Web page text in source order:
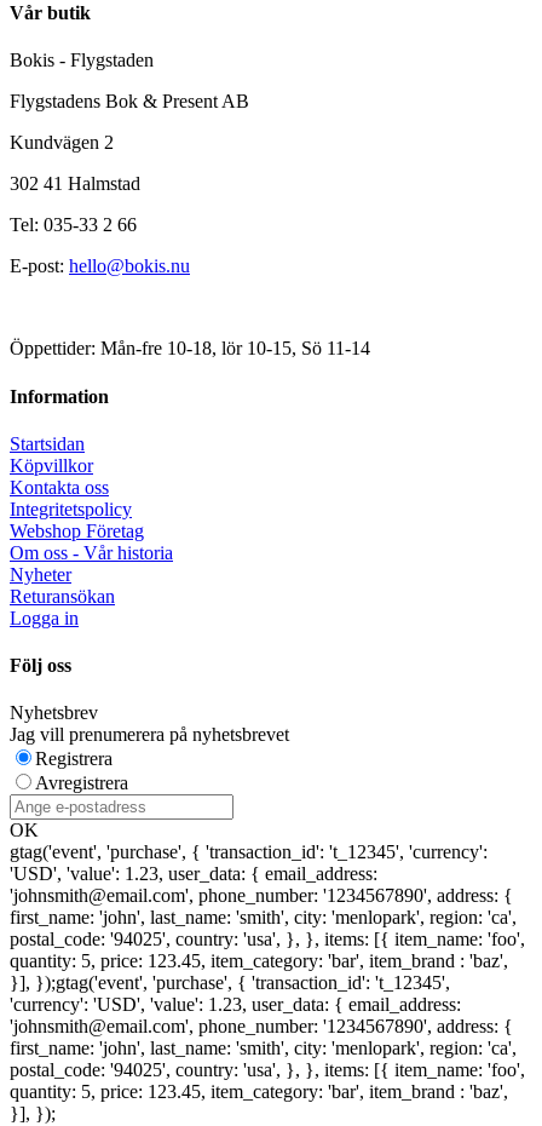
Vår butik
Bokis - Flygstaden
Flygstadens Bok & Present AB
Kundvägen 2
302 41 Halmstad
Tel: 035-33 2 66
E-post: hello@bokis.nu
Öppettider: Mån-fre 10-18, lör 10-15, Sö 11-14
Information
Startsidan
Köpvillkor
Kontakta oss
Integritetspolicy
Webshop Företag
Om oss - Vår historia
Nyheter
Returansökan
Logga in
Följ oss
Nyhetsbrev
Jag vill prenumerera på nyhetsbrevet
Registrera
Avregistrera
OK
gtag('event', 'purchase', { 'transaction_id': 't_12345', 'currency':
'USD', 'value': 1.23, user_data: { email_address:
'johnsmith@email.com', phone_number: '1234567890', address: {
first_name: 'john', last_name: 'smith', city: 'menlopark', region: 'ca',
postal_code: '94025', country: 'usa', }, }, items: [{ item_name: 'foo',
quantity: 5, price: 123.45, item_category: 'bar', item_brand : 'baz',
}], });gtag('event', 'purchase', { 'transaction_id': 't_12345',
'currency': 'USD', 'value': 1.23, user_data: { email_address:
'johnsmith@email.com', phone_number: '1234567890', address: {
first_name: 'john', last_name: 'smith', city: 'menlopark', region: 'ca',
postal_code: '94025', country: 'usa', }, }, items: [{ item_name: 'foo',
quantity: 5, price: 123.45, item_category: 'bar', item_brand : 'baz',
}], });